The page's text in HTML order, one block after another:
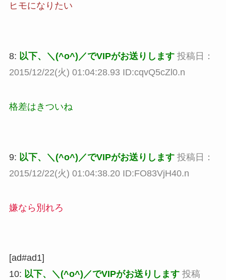
ヒモになりたい
8: 以下、＼(^o^)／でVIPがお送りします 投稿日：
2015/12/22(火) 01:04:28.93 ID:cqvQ5cZl0.n
格差はきついね
9: 以下、＼(^o^)／でVIPがお送りします 投稿日：
2015/12/22(火) 01:04:38.20 ID:FO83VjH40.n
嫌なら別れろ
[ad#ad1]
10: 以下、＼(^o^)／でVIPがお送りします 投稿